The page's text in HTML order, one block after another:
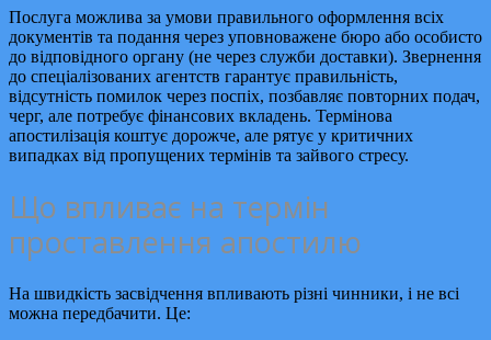
Послуга можлива за умови правильного оформлення всіх
документів та подання через уповноважене бюро або особисто
до відповідного органу (не через служби доставки). Звернення
до спеціалізованих агентств гарантує правильність,
відсутність помилок через поспіх, позбавляє повторних подач,
черг, але потребує фінансових вкладень. Термінова
апостилізація коштує дорожче, але рятує у критичних
випадках від пропущених термінів та зайвого стресу.
Що впливає на термін
проставлення апостилю
На швидкість засвідчення впливають різні чинники, і не всі
можна передбачити. Це: